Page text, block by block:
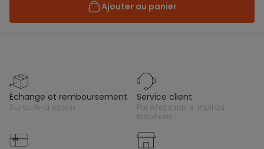
Ajouter au panier
échange et remboursement
sur toute la saison
service client
par whatsapp, e-mail ou
téléphone